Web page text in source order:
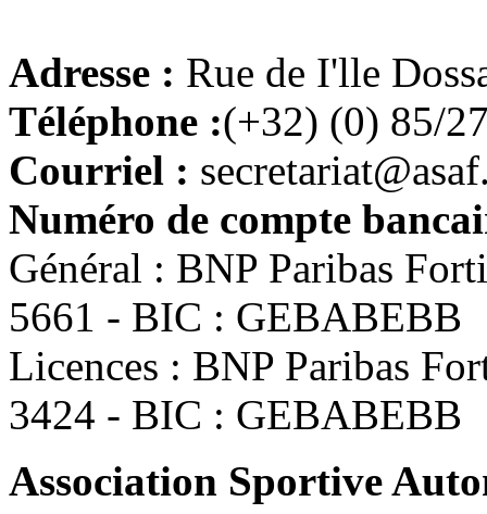
Adresse : Rue de I'lle
Téléphone :(+32) (0) 85/
Courriel :
Numéro de compte
Général : BNP Paribas
5661 - BIC : GEBABEBB
Licences : BNP Paribas
3424 - BIC : GEBABEBB
Association Sportive